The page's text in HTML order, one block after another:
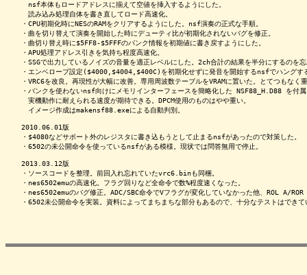
nsf本体もロードアドレスに揃えて空値を挿入するようにした。
読み込み処理自体を書き直してロード高速化。
・CPU初期化時にNESのRAMをクリアするようにした。nsf演奏の正式な手順。
・曲を切り替えて演奏を開始した時にデューティ比が初期化されないバグを修正。
・曲切り替え時に$5FF8-$5FFFのバンク情報を初期値に書き戻すようにした。
・APU処理アドレス引きを気持ち程度高速化。
・SSGで出力しているノイズの音量を適正レベルにした。2ch合計の結果を半分にするのを
・エンベロープ設定($4000,$4004,$400C)を初期化せずに発音を開始するnsfでハングす
・VRC6を改良。再現性が大幅に改善。専用周波数テーブルをVRAMに置いた。とてつもなく
・バンクを使わないnsf向けにメモリインターフェースを簡略化した NSF88_H.D88 を付
実機動作に耐えられる速度が期待できる。DPCM使用のものはやや重い。
イメージ作成はmakensf88.exeによる自動判別。
2010.06.01版
・$4080などサポート外のレジスタに書き込もうとして止まるnsfがあったので対策した。
・6502の未公開命令を使っているnsfがある模様。現状では問答無用で停止。
2013.03.12版
・ソースコードを整理。前回入れ忘れていたvrc6.binも同梱。
・nes6502emuの高速化。フラグ回りなど全命令で数%程度速くなった。
・nes6502emuのバグ修正。ADC/SBC命令でVフラグが変化していなかった他、ROL A/